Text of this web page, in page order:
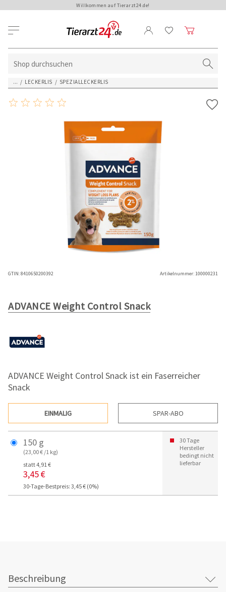
Willkommen auf Tierarzt24.de!
... / LECKERLIS / SPEZIALLECKERLIS
GTIN:8410650200392 Artikelnummer:100000231
ADVANCE Weight Control Snack
ADVANCE Weight Control Snack ist ein Faserreicher
Snack
EINMALIG SPAR-ABO
150 g
(23,00 € /1 kg)
statt 4,91 €
3,45 €
30-Tage-Bestpreis: 3,45 € (0%)
30 Tage
Hersteller
bedingt nicht
lieferbar
Beschreibung